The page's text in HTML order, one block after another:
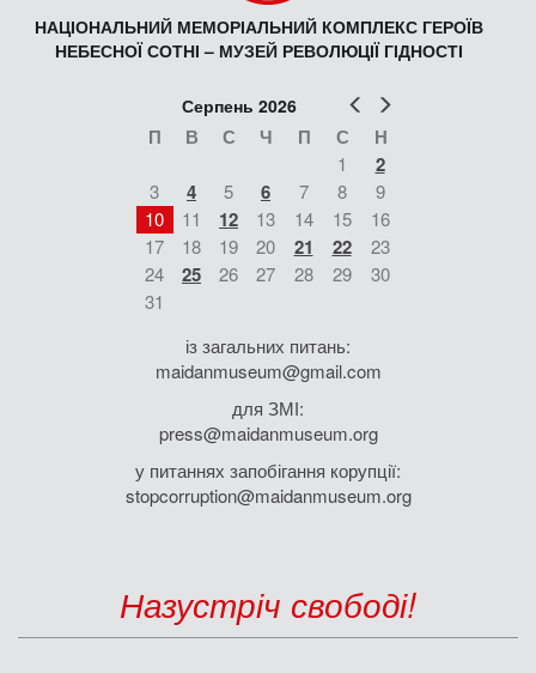
НАЦІОНАЛЬНИЙ МЕМОРІАЛЬНИЙ КОМПЛЕКС ГЕРОЇВ
НЕБЕСНОЇ СОТНІ – МУЗЕЙ РЕВОЛЮЦІЇ ГІДНОСТІ
Попер
Серпень 2026
П В С Ч П С Н
1 2
3 4 5 6 7 8
9
10
11 12 13 14 15
16
17
18 19 20 21 22
23
24
25 26 27 28 29
30
31
із загальних питань:
maidanmuseum@gmail.com
для ЗМІ:
press@maidanmuseum.org
у питаннях запобігання корупції:
stopcorruption@maidanmuseum.org
Назустріч свободі!